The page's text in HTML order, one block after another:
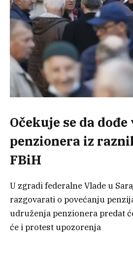
Očekuje se da dođe
penzionera iz
FBiH
U zgradi federalne Vlade u
razgovarati o povećanju
udruženja penzionera predat
će i protest upozorenja